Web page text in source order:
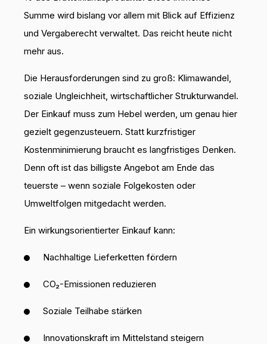
Summe wird bislang vor allem mit Blick auf Effizienz
und Vergaberecht verwaltet. Das reicht heute nicht
mehr aus.
Die Herausforderungen sind zu groß: Klimawandel,
soziale Ungleichheit, wirtschaftlicher Strukturwandel.
Der Einkauf muss zum Hebel werden, um genau hier
gezielt gegenzusteuern. Statt kurzfristiger
Kostenminimierung braucht es langfristiges Denken.
Denn oft ist das billigste Angebot am Ende das
teuerste – wenn soziale Folgekosten oder
Umweltfolgen mitgedacht werden.
Ein wirkungsorientierter Einkauf kann:
Nachhaltige Lieferketten fördern
CO₂-Emissionen reduzieren
Soziale Teilhabe stärken
Innovationskraft im Mittelstand steigern